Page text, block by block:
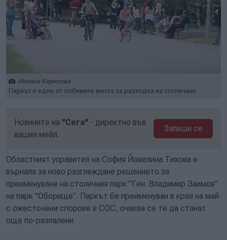
Илияна Кирилова
Паркът е едно от лобимите места за разходка на столичани.
Новините на "Сега" - директно във
вашия мейл.
Запиши се
Областният управител на София Йовелина Тихова е
върнала за ново разглеждане решението за
преименуване на столичния парк "Ген. Владимир Заимов"
на парк "Оборище". Паркът бе преименуван в края на май
с ожесточени спорове в СОС, очаква се те да станат
още по-разпалени.